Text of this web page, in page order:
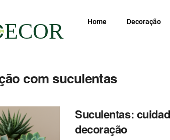
Home Decoração
com suculentas
Suculentas:
decoração